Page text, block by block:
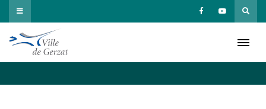
Passer
au
contenu